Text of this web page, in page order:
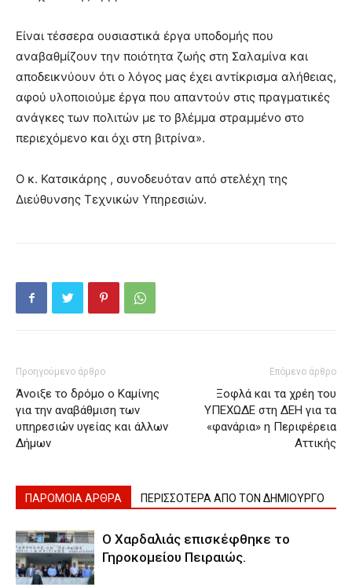
Είναι τέσσερα ουσιαστικά έργα υποδομής που
αναβαθμίζουν την ποιότητα ζωής στη Σαλαμίνα και
αποδεικνύουν ότι ο λόγος μας έχει αντίκρισμα αλήθειας,
αφού υλοποιούμε έργα που απαντούν στις πραγματικές
ανάγκες των πολιτών με το βλέμμα στραμμένο στο
περιεχόμενο και όχι στη βιτρίνα».
Ο κ. Κατσικάρης , συνοδευόταν από στελέχη της
Διεύθυνσης Τεχνικών Υπηρεσιών.
Προηγούμενο άρθρο
Άνοιξε το δρόμο ο Καμίνης
για την αναβάθμιση των
υπηρεσιών υγείας και άλλων
Δήμων
Επόμενο άρθρο
Ξοφλά και τα χρέη του
ΥΠΕΧΩΔΕ στη ΔΕΗ για τα
«φανάρια» η Περιφέρεια
Αττικής
ΠΑΡΟΜΟΙΑ ΑΡΘΡΑ ΠΕΡΙΣΣΟΤΕΡΑ ΑΠΟ ΤΟΝ ΔΗΜΙΟΥΡΓΟ
Ο Χαρδαλιάς επισκέφθηκε το
Γηροκομείου Πειραιώς.